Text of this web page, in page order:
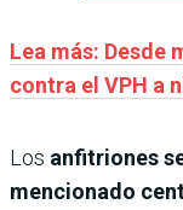
Lea más: Desde
contra el VPH a
Los anfitriones
mencionado